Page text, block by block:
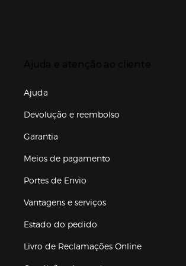
Ajuda
Devolução e reembolso
Garantia
Meios de pagamento
Portes de Envio
Vantagens e serviços
Estado do pedido
Livro de Reclamações Online